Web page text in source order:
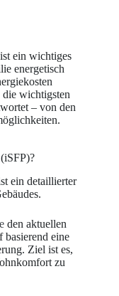
ein wichtiges
energetisch
die wichtigsten
– von den
ein detaillierter
den aktuellen
eine
Ziel ist es,
zu